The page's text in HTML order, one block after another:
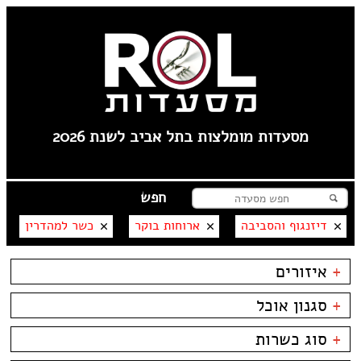
מסעדות מומלצות בתל אביב לשנת 2026
דיזנגוף והסביבה ארוחות בוקר כשר למהדרין
+ איזורים
פלורנטין
----
טיילת תל אביב
צפון תל אביב
+ סגנון אוכל
בשרים
דגים
ביסטרו
+ סוג כשרות